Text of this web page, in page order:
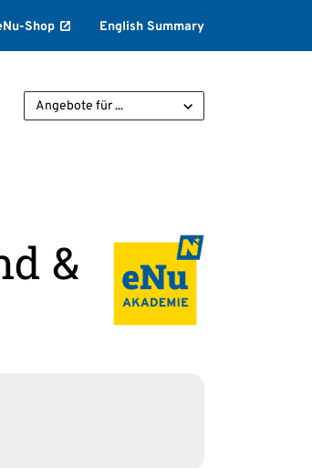
Shop English Summary
Angebote für ...
&